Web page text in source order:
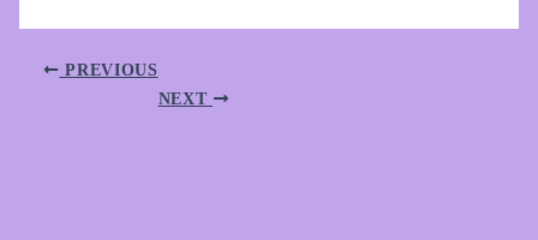
PREVIOUS
NEXT